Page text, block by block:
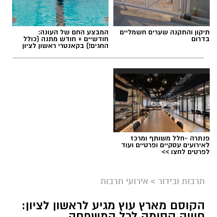
ליאור רז
על פי הודעת החברה, שני הפרקים שישודרו היום
(שני) מתמקדים באירועי הטבח וביום שבו פרצה
עליהם מבלי לפגוע בהבנת המשך העלילה.
תיקון והתקנה שערים חשמליים
בדרום
המבצע החם של העונה:
חודשיים + חודש מתנה (כולל
החגים!) בקאנטרי ראשון לציון
פנתרה -חלל משותף ומרכז
לאירועים עסקיים ופרטיים ועוד
לפרטים לחצו >>
תרבות ובידור > אירועי תרבות
הקוסם מארץ עוץ מגיע לראשון לציון: